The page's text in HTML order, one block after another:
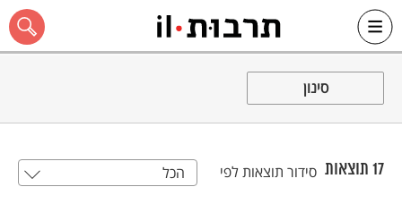
כל האתר
סינון
17 תוצאות סידור תוצאות לפי הכל